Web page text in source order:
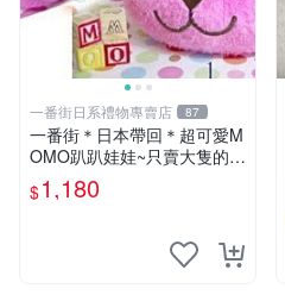
一番街日系禮物專賣店 87
一番街＊日本帶回＊超可愛M
OMO趴趴娃娃~只賣大隻的1
號~單隻價～生日禮物
$1,180